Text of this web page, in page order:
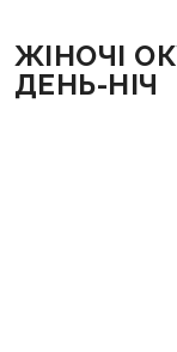
ЖІНОЧІ
ДЕНЬ-НІЧ